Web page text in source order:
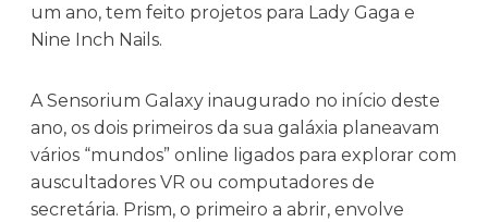
um ano, tem feito projetos para Lady Gaga e
Nine Inch Nails.
A Sensorium Galaxy inaugurado no início deste
ano, os dois primeiros da sua galáxia planeavam
vários “mundos” online ligados para explorar com
auscultadores VR ou computadores de
secretária. Prism, o primeiro a abrir, envolve